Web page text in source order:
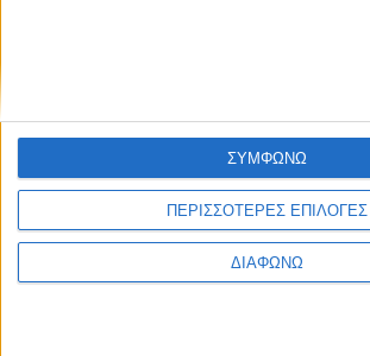
ΠΕΡΙΣΣΟΤΕΡΕΣ ΕΠΙΛΟΓΕΣ
ΔΙΑΦΩΝΩ
ΣΥΜΦΩΝΩzoοm